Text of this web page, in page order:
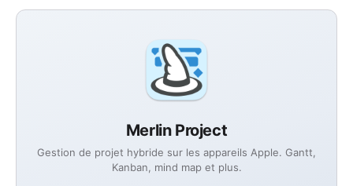
Merlin Project
Gestion de projet hybride sur les appareils Apple. Gantt,
Kanban, mind map et plus.